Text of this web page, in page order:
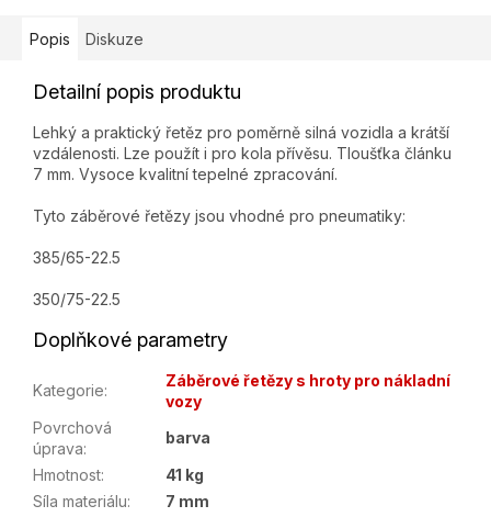
Popis Diskuze
Detailní popis produktu
Lehký a praktický řetěz pro poměrně silná vozidla a krátší
vzdálenosti. Lze použít i pro kola přívěsu. Tloušťka článku
7 mm. Vysoce kvalitní tepelné zpracování.
Tyto záběrové řetězy jsou vhodné pro pneumatiky:
385/65-22.5
350/75-22.5
Doplňkové parametry
Kategorie:
Záběrové řetězy s hroty pro nákladní
vozy
Povrchová
úprava:
barva
Hmotnost:
41 kg
Síla materiálu:
7 mm